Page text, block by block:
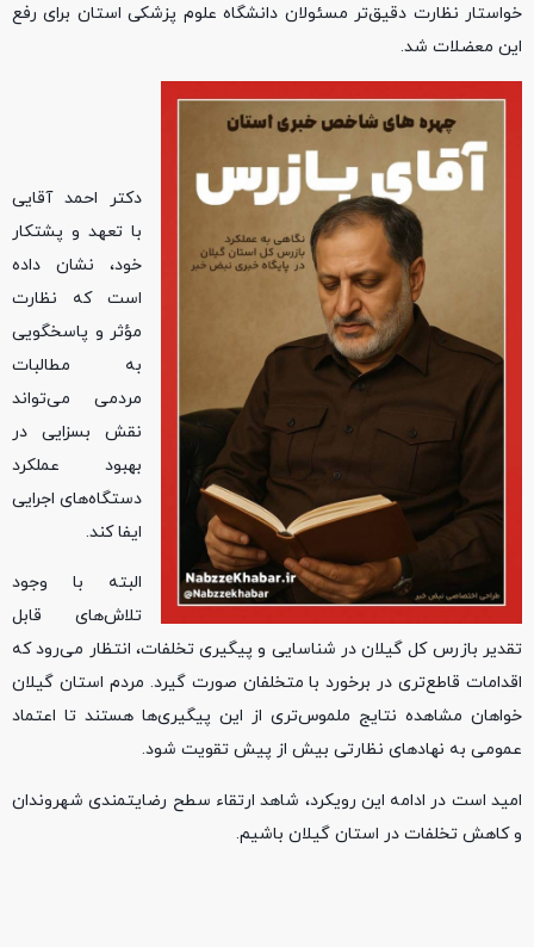
خواستار نظارت دقیق‌تر مسئولان دانشگاه علوم پزشکی استان برای رفع
این معضلات شد.
دکتر احمد آقایی
با تعهد و پشتکار
خود، نشان داده
است که نظارت
مؤثر و پاسخگویی
به مطالبات
مردمی می‌تواند
نقش بسزایی در
بهبود عملکرد
دستگاه‌های اجرایی
ایفا کند.
البته با وجود
تلاش‌های قابل
تقدیر بازرس کل گیلان در شناسایی و پیگیری تخلفات، انتظار می‌رود که
اقدامات قاطع‌تری در برخورد با متخلفان صورت گیرد. مردم استان گیلان
خواهان مشاهده نتایج ملموس‌تری از این پیگیری‌ها هستند تا اعتماد
عمومی به نهادهای نظارتی بیش از پیش تقویت شود.​
امید است در ادامه این رویکرد، شاهد ارتقاء سطح رضایتمندی شهروندان
و کاهش تخلفات در استان گیلان باشیم.​